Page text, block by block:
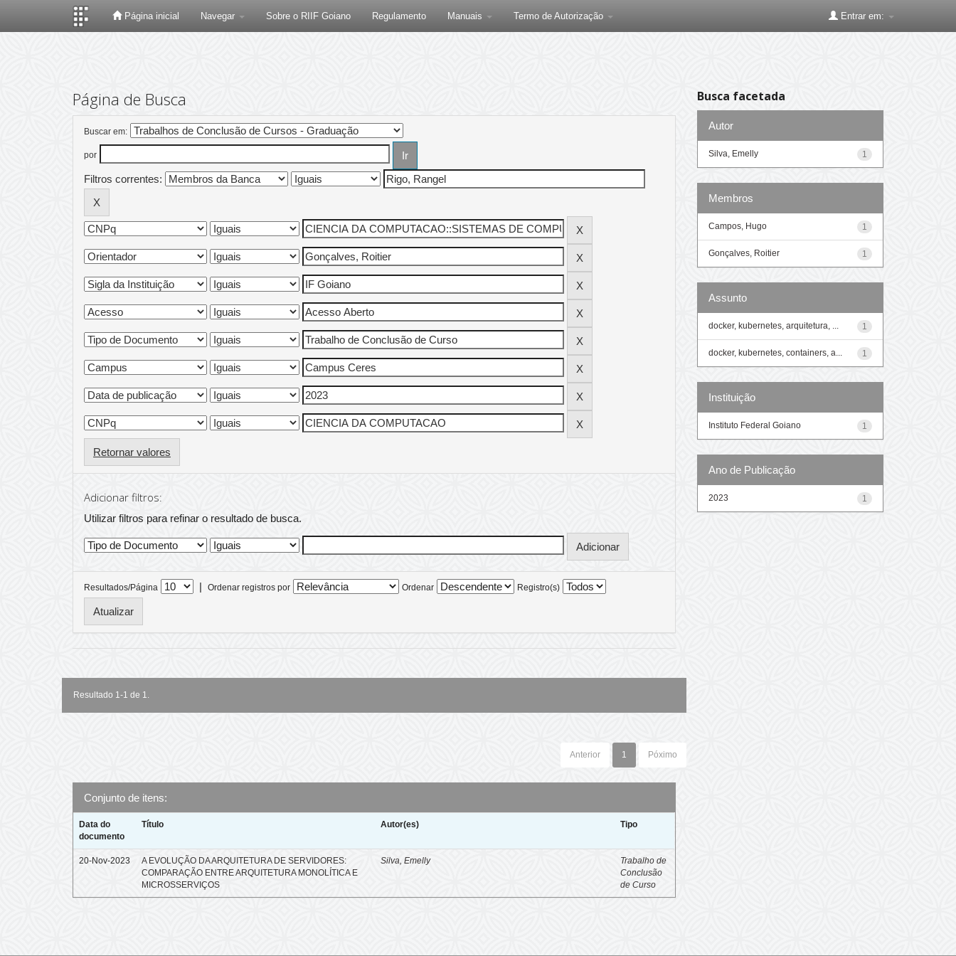
Página inicial Navegar Sobre o RIIF Goiano Regulamento Manuais Termo de Autorização Entrar em:
Página de Busca
Buscar em:
por
Filtros correntes:
Retornar valores
Adicionar filtros:
Utilizar filtros para refinar o resultado de busca.
Resultados/Página | Ordenar registros por Ordenar Registro(s)
Resultado 1-1 de 1.
Anterior 1 Póximo
Conjunto de itens:
Data do
documento
Título Autor(es) Tipo
20-Nov-2023
A EVOLUÇÃO DA ARQUITETURA DE SERVIDORES:
COMPARAÇÃO ENTRE ARQUITETURA MONOLÍTICA E
MICROSSERVIÇOS
Silva, Emelly
Trabalho de
Conclusão
de Curso
Busca facetada
Autor
1
Silva, Emelly
Membros
1
Campos, Hugo
1
Gonçalves, Roitier
Assunto
1
docker, kubernetes, arquitetura, ...
1
docker, kubernetes, containers, a...
Instituição
1
Instituto Federal Goiano
Ano de Publicação
1
2023